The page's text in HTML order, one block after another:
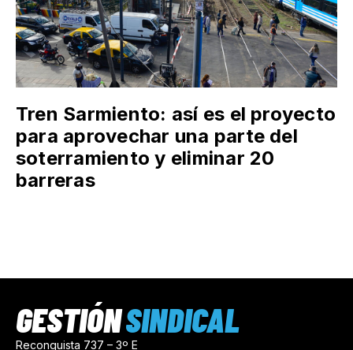
Tren Sarmiento: así es el proyecto
para aprovechar una parte del
soterramiento y eliminar 20
barreras
Reconquista 737 – 3º E
GESTIÓNSINDICAL